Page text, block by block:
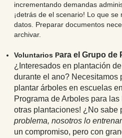
incrementando demandas
¡detrás de el scenario! Lo que
datos. Preparar documentos
archivar.
Voluntarios Para el Grupo de
¿Interesados en plantación
durante el ano? Necesitamos
plantar árboles en escuelas
Programa de Arboles para
otras plantaciones! ¿No sabe
problema, nosotros lo
un compromiso, pero con